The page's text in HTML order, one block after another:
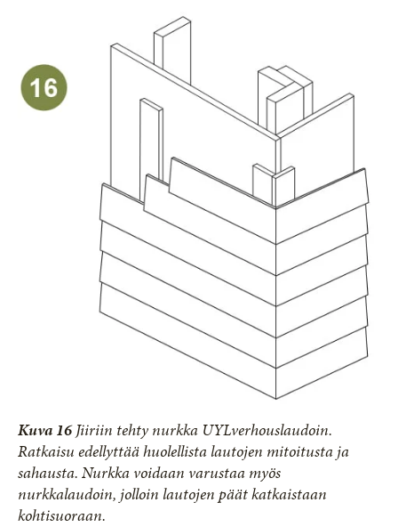
Kuva 16Jiiriin tehty nurkka UYLverhouslaudoin.
Ratkaisu edellyttää huolellista lautojen mitoitusta ja
sahausta. Nurkka voidaan varustaa myös
nurkkalaudoin, jolloin lautojen päät katkaistaan
kohtisuoraan.